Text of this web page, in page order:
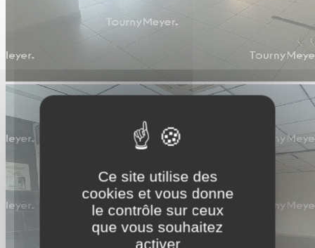
Ce site utilise des
cookies et vous donne
le contrôle sur ceux
que vous souhaitez
activer